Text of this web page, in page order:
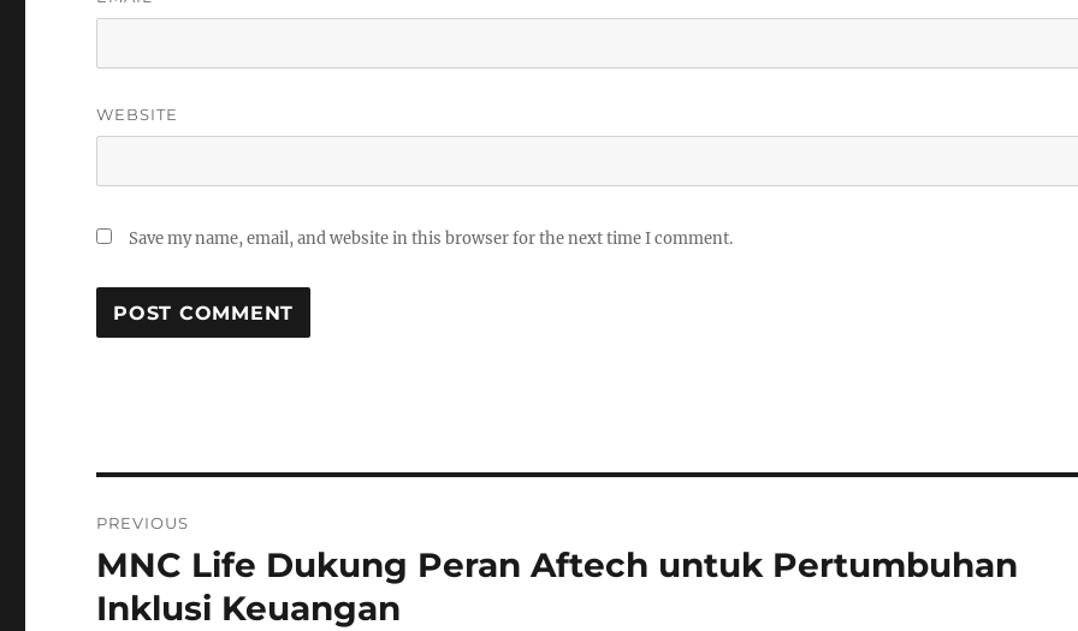
WEBSITE
Save my name, email, and website in this browser for the next time I comment.
navigation
PREVIOUS
Previous
post:
MNC Life Dukung Peran Aftech untuk Pertumbuhan
Inklusi Keuangan